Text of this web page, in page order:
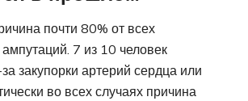
почти 80% от всех
ампутаций. 7 из 10 человек
закупорки артерий сердца или
во всех случаях причина